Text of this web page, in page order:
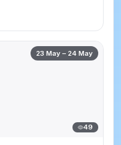
23 May – 24 May
49